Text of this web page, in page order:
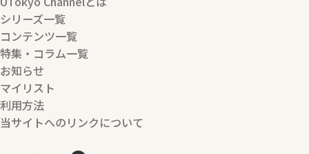
シリーズ一覧
コンテンツ一覧
特集・コラム一覧
お知らせ
マイリスト
利用方法
当サイトへのリンクについて